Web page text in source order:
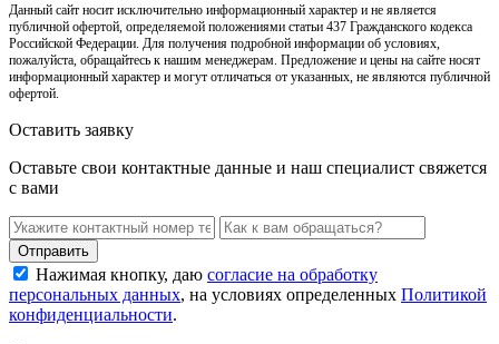
Данный сайт носит исключительно информационный характер и не является
публичной офертой, определяемой положениями статьи 437 Гражданского кодекса
Российской Федерации. Для получения подробной информации об условиях,
пожалуйста, обращайтесь к нашим менеджерам. Предложение и цены на сайте носят
информационный характер и могут отличаться от указанных, не являются публичной
офертой.
Оставить заявку
Оставьте свои контактные данные и наш специалист свяжется
с вами
Нажимая кнопку, даю согласие на обработку
персональных данных, на условиях определенных Политикой
конфиденциальности.